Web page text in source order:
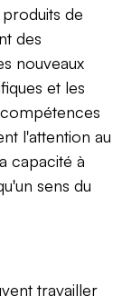
de
des
nouveaux
et les
l'attention au
capacité à
sens du
travailler